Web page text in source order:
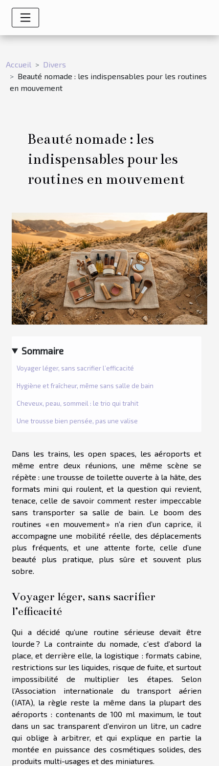
Accueil
Divers
Beauté nomade : les indispensables pour les routines
en mouvement
Beauté nomade : les
indispensables pour les
routines en mouvement
Sommaire
Voyager léger, sans sacrifier l’efficacité
Hygiène et fraîcheur, même sans salle de bain
Cheveux, peau, sommeil : le trio qui trahit
Une trousse bien pensée, pas une valise
Dans les trains, les open spaces, les aéroports et
même entre deux réunions, une même scène se
répète : une trousse de toilette ouverte à la hâte, des
formats mini qui roulent, et la question qui revient,
tenace, celle de savoir comment rester impeccable
sans transporter sa salle de bain. Le boom des
routines « en mouvement » n’a rien d’un caprice, il
accompagne une mobilité réelle, des déplacements
plus fréquents, et une attente forte, celle d’une
beauté plus pratique, plus sûre et souvent plus
sobre.
Voyager léger, sans sacrifier
l’efficacité
Qui a décidé qu’une routine sérieuse devait être
lourde ? La contrainte du nomade, c’est d’abord la
place, et derrière elle, la logistique : formats cabine,
restrictions sur les liquides, risque de fuite, et surtout
impossibilité de multiplier les étapes. Selon
l’Association internationale du transport aérien
(IATA), la règle reste la même dans la plupart des
aéroports : contenants de 100 ml maximum, le tout
dans un sac transparent d’environ un litre, un cadre
qui oblige à arbitrer, et qui explique en partie la
montée en puissance des cosmétiques solides, des
produits multi-usages et des miniatures.